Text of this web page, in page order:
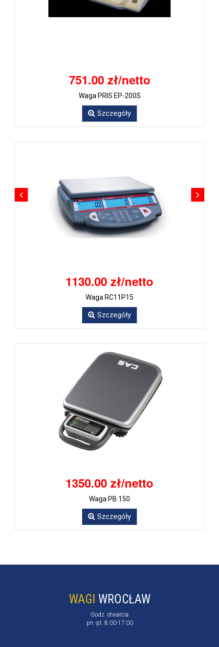
751.00 zł/netto
Waga PRIS EP-200S
Szczegóły
1130.00 zł/netto
Waga RC11P15
Szczegóły
1350.00 zł/netto
Waga PB 150
Szczegóły
WAGI WROCŁAW
Godz. otwarcia
pn.-pt. 8:00-17:00